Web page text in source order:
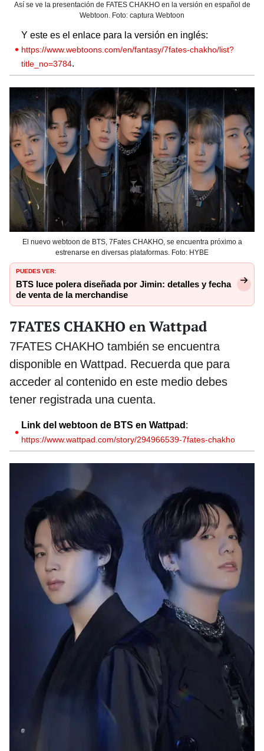
Así se ve la presentación de FATES CHAKHO en la versión en español de
Webtoon. Foto: captura Webtoon
Y este es el enlace para la versión en inglés:
https://www.webtoons.com/en/fantasy/7fates-chakho/list?
title_no=3784.
El nuevo webtoon de BTS, 7Fates CHAKHO, se encuentra próximo a
estrenarse en diversas plataformas. Foto: HYBE
PUEDES VER:
BTS luce polera diseñada por Jimin: detalles y fecha
de venta de la merchandise
7FATES CHAKHO en Wattpad
7FATES CHAKHO también se encuentra
disponible en Wattpad. Recuerda que para
acceder al contenido en este medio debes
tener registrada una cuenta.
Link del webtoon de BTS en Wattpad:
https://www.wattpad.com/story/294966539-7fates-chakho